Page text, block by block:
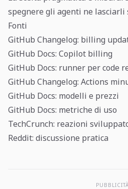
spegnere gli agenti ne lasciarli
Fonti
GitHub Changelog: billing
GitHub Docs: Copilot billing
GitHub Docs: runner per code
GitHub Changelog: Actions
GitHub Docs: modelli e prezzi
GitHub Docs: metriche di uso
TechCrunch: reazioni
Reddit: discussione pratica
PUBBLICITÀ